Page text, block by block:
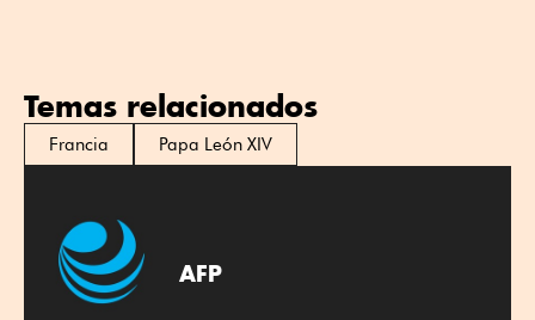
Temas relacionados
Francia Papa León XIV
AFP